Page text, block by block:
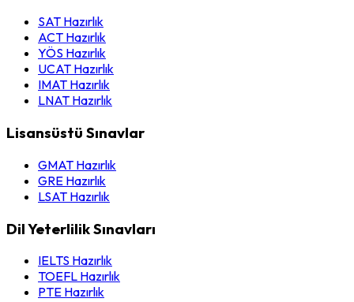
SAT Hazırlık
ACT Hazırlık
YÖS Hazırlık
UCAT Hazırlık
IMAT Hazırlık
LNAT Hazırlık
Lisansüstü Sınavlar
GMAT Hazırlık
GRE Hazırlık
LSAT Hazırlık
Dil Yeterlilik Sınavları
IELTS Hazırlık
TOEFL Hazırlık
PTE Hazırlık